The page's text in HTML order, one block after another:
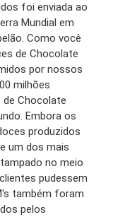
foi enviada ao
Mundial em
Como você
de Chocolate
por nossos
milhões
Chocolate
Embora os
produzidos
um dos mais
no meio
pudessem
também foram
pelos